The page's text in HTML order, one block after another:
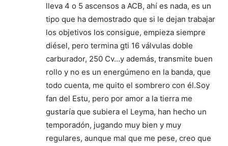
lleva 4 o 5 ascensos a ACB, ahí es nada, es un
tipo que ha demostrado que si le dejan trabajar
los objetivos los consigue, empieza siempre
diésel, pero termina gti 16 válvulas doble
carburador, 250 Cv…y además, transmite buen
rollo y no es un energúmeno en la banda, que
todo cuenta, me quito el sombrero con él.Soy
fan del Estu, pero por amor a la tierra me
gustaría que subiera el Leyma, han hecho un
temporadón, jugando muy bien y muy
regulares, aunque mal que me pese, creo que